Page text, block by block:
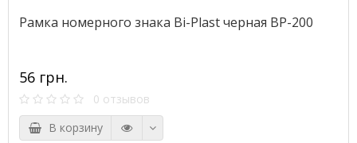
Рамка номерного знака Bi-Plast черная BP-200
56 грн.
0 отзывов
В корзину